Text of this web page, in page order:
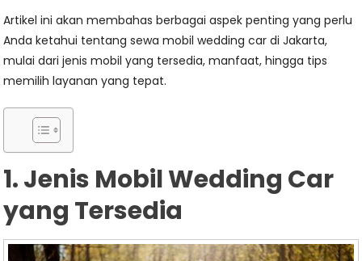
Artikel ini akan membahas berbagai aspek penting yang perlu
Anda ketahui tentang sewa mobil wedding car di Jakarta,
mulai dari jenis mobil yang tersedia, manfaat, hingga tips
memilih layanan yang tepat.
1. Jenis Mobil Wedding Car
yang Tersedia